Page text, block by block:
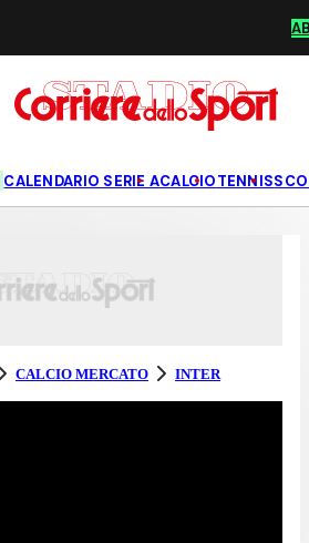
CALENDARIO SERIE ACALCIOTENNIS
CALCIO MERCATO INTER